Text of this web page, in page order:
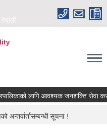
नेपाली
लागि आवश्यक जनशक्ति सेवा
सूचना !